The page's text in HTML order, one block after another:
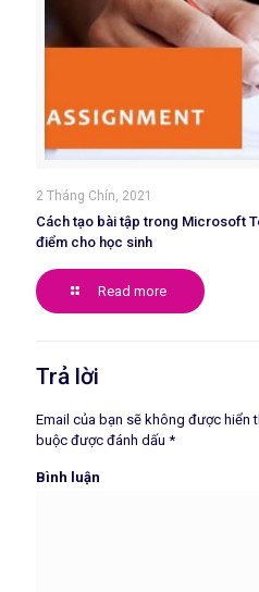
2 Tháng Chín, 2021
Cách tạo bài tập trong Microsoft
điểm cho học sinh
Read more
Trả lời
Email của bạn sẽ không được hiển
buộc được đánh dấu *
Bình luận